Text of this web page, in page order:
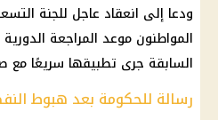
ودعا إلى انعقاد عاجل للجنة
المواطنون موعد المراجعة
السابقة جرى تطبيقها سريعًا مع
رسالة للحكومة بعد هبوط